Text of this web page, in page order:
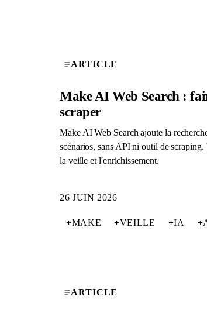
ARTICLE
Make AI Web Search :
scraper
Make AI Web Search ajoute la
scénarios, sans API ni outil de
la veille et l'enrichissement.
26 JUIN 2026
+MAKE +VEILLE +IA +
ARTICLE